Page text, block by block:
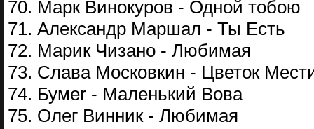
70. Марк Винокуров - Одной тобою
71. Александр Маршал - Ты Есть
72. Марик Чизано - Любимая
73. Слава Московкин - Цветок
74. Бумеr - Маленький Вова
75. Олег Винник - Любимая